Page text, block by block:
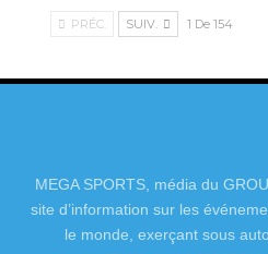
PRÉC. SUIV. 1 De 154
MEGA SPORTS, média du
site d’information sur les
le monde, exerçant sous